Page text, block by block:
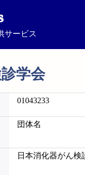
サービス
学会
01043233
団体名
日本消化器がん検